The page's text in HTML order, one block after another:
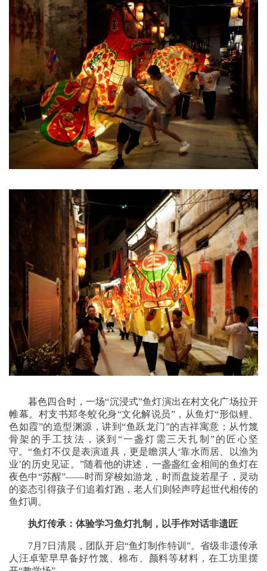
暮色四合时，一场“沉浸式”鱼灯演出在村文化广场拉开
帷幕。村支书郑冬蛟化身“文化解说员”，从鱼灯“形似鲤、
色如霞”的造型渊源，讲到“鱼跃龙门”的吉祥寓意；从竹篾
骨架的手工技法，谈到“一盏灯需三天扎制”的匠心坚
守。“鱼灯不仅是表演道具，更是瞻淇人‘靠水而居、以渔为
业’的历史见证。”随着他的讲述，一盏盏红金相间的鱼灯在
夜色中“苏醒”——时而穿梭如游龙，时而盘旋若星子，灵动
的姿态引得孩子们追着灯跑，老人们则轻声哼起世代相传的
鱼灯调。
执灯传承：体验学习鱼灯扎制，以手作对话非遗匠
7月7日清晨，团队开启“鱼灯制作特训”。省级非遗传承
人汪卓荤早早备好竹篾、棉布、颜料等材料，在工坊里摆